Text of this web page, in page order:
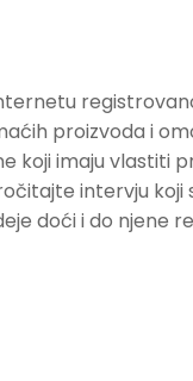
proizvoda i
koji imaju vlastiti
intervju koji
doći i do njene